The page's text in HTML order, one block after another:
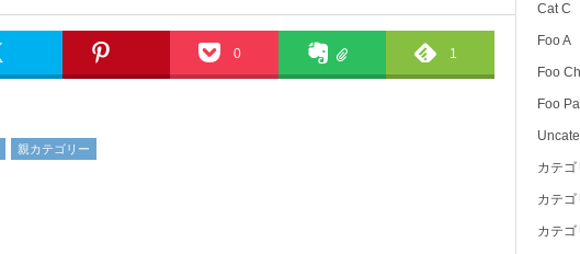
0 1
親カテゴリー
Cat C
Foo A
Foo
Foo
カテゴ
カテゴ
カテゴ